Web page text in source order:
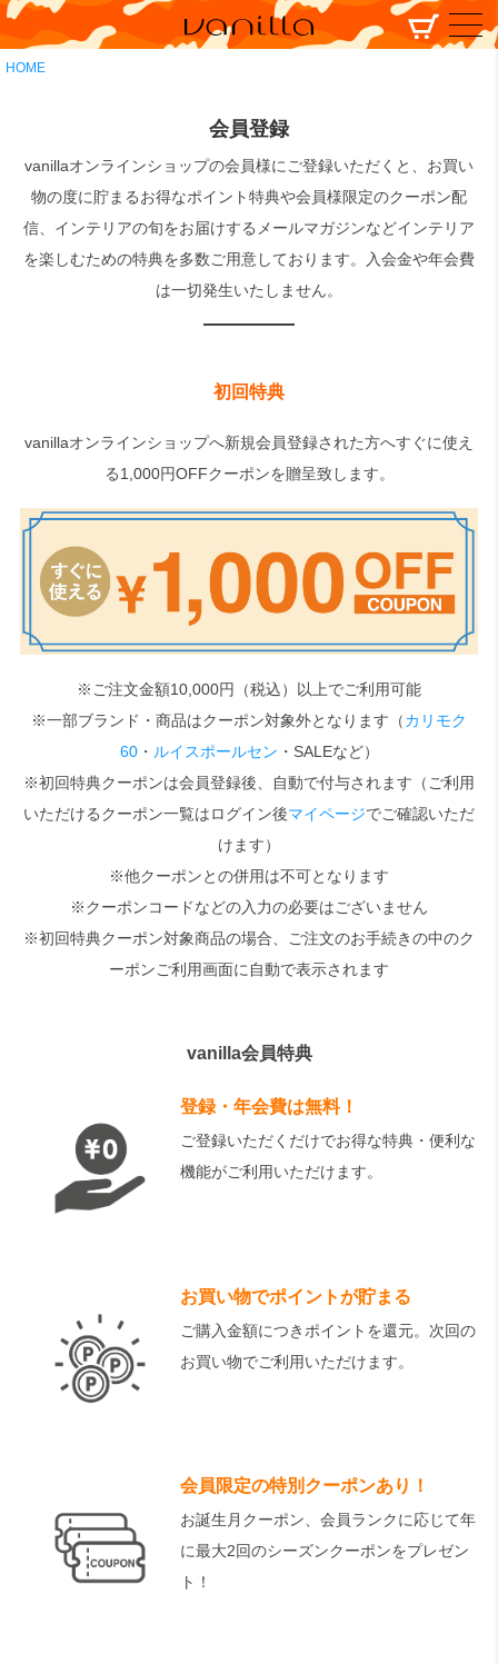
HOME
検索
会員登録
vanillaオンラインショップの会員様にご登録いただくと、お買い
物の度に貯まるお得なポイント特典や会員様限定のクーポン配
信、インテリアの旬をお届けするメールマガジンなどインテリア
を楽しむための特典を多数ご用意しております。入会金や年会費
は一切発生いたしません。
初回特典
vanillaオンラインショップへ新規会員登録された方へすぐに使え
る1,000円OFFクーポンを贈呈致します。
※ご注文金額10,000円（税込）以上でご利用可能
※一部ブランド・商品はクーポン対象外となります（カリモク
60・ ルイスポールセン ・SALEなど）
※初回特典クーポンは会員登録後、自動で付与されます（ご利用
いただけるクーポン一覧はログイン後マイページでご確認いただ
けます）
※他クーポンとの併用は不可となります
※クーポンコードなどの入力の必要はございません
※初回特典クーポン対象商品の場合、ご注文のお手続きの中のク
ーポンご利用画面に自動で表示されます
vanilla会員特典
登録・年会費は無料！
ご登録いただくだけでお得な特典・便利な
機能がご利用いただけます。
お買い物でポイントが貯まる
ご購入金額につきポイントを還元。次回の
お買い物でご利用いただけます。
会員限定の特別クーポンあり！
お誕生月クーポン、会員ランクに応じて年
に最大2回のシーズンクーポンをプレゼン
ト！